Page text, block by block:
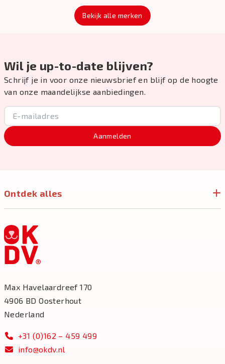
Bekijk alle merken
Wil je up-to-date blijven?
Schrijf je in voor onze nieuwsbrief en blijf op de hoogte
van onze maandelijkse aanbiedingen.
Aanmelden
Ontdek alles
Max Havelaardreef 170
4906 BD Oosterhout
Nederland
+31 (0)162 – 459 499
info@okdv.nl